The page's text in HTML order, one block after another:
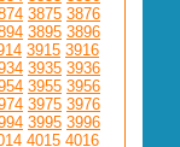
3875 3876
3895 3896
3915 3916
3935 3936
3955 3956
3975 3976
3995 3996
4015 4016